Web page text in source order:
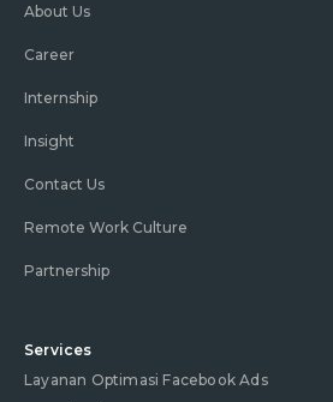
About Us
Career
Internship
Insight
Contact Us
Remote Work Culture
Partnership
Services
Layanan Optimasi Facebook Ads